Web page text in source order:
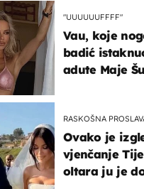
"UUUUUUFFFF"
Vau, koje
badić
adute Maje
RASKOŠNA
Ovako je
vjenčanje
oltara ju je